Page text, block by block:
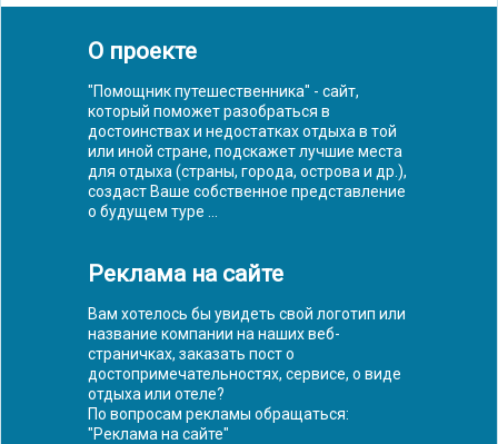
О проекте
"Помощник путешественника" - сайт,
который поможет разобраться в
достоинствах и недостатках отдыха в той
или иной стране, подскажет лучшие места
для отдыха (страны, города, острова и др.),
создаст Ваше собственное представление
о будущем туре ...
Реклама на сайте
Вам хотелось бы увидеть свой логотип или
название компании на наших веб-
страничках, заказать пост о
достопримечательностях, сервисе, о виде
отдыха или отеле?
По вопросам рекламы обращаться:
"Реклама на сайте"